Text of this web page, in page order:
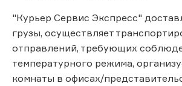
"Курьер Сервис Экспресс"
грузы, осуществляет
отправлений, требующих
температурного режима,
комнаты в офисах/